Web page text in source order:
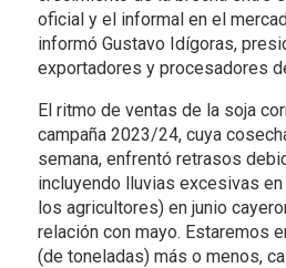
oficial y el informal en el
informó Gustavo Idígoras,
exportadores y procesadores
El ritmo de ventas de la soja
campaña 2023/24, cuya
semana, enfrentó retrasos
incluyendo lluvias excesivas en
los agricultores) en junio
relación con mayo. Estaremos
(de toneladas) más o menos,